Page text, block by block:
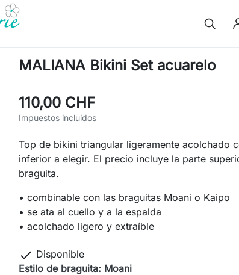
MALIANA Bikini Set acuarelo
110,00 CHF
Impuestos incluidos
Top de bikini triangular ligeramente acolchado
inferior a elegir. El precio incluye la parte
braguita.
• combinable con las braguitas Moani o Kaipo
• se ata al cuello y a la espalda
• acolchado ligero y extraíble
 Disponible
Estilo de braguita: Moani